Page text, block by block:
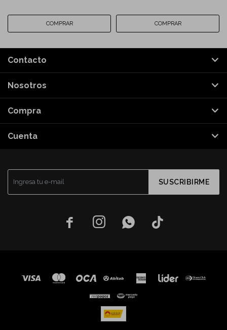
SUSCRIBIRME
   
Contacto
Nosotros
Compra
Cuenta